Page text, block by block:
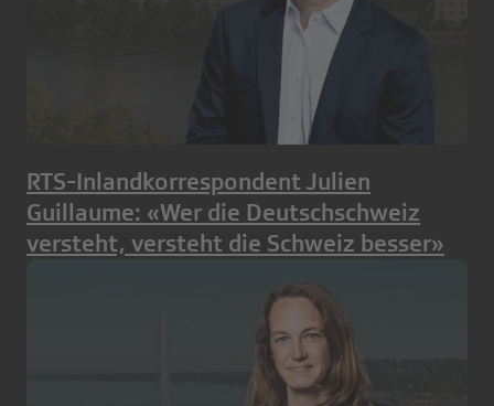
RTS-Inlandkorrespondent Julien
Guillaume: «Wer die Deutschschweiz
versteht, versteht die Schweiz besser»